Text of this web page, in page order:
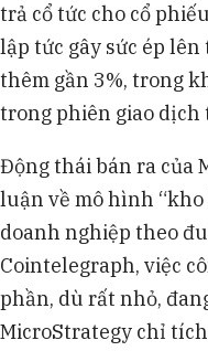
trả cổ tức cho cổ
lập tức gây sức ép
thêm gần 3%, trong
trong phiên giao dịch
Động thái bán ra của
luận về mô hình “kho
doanh nghiệp theo
Cointelegraph, việc
phần, dù rất nhỏ,
MicroStrategy chỉ